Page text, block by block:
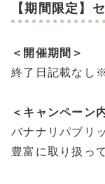
【期間限定】
＜開催期間＞
終了日記載なし
＜キャンペーン
バナナリパブリ
豊富に取り扱っ